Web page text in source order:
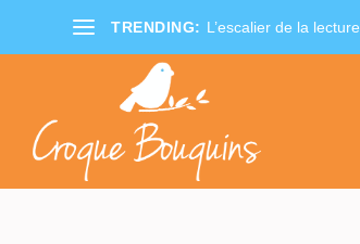
TRENDING: L’escalier de la lecture